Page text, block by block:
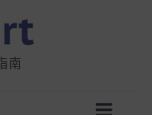
南